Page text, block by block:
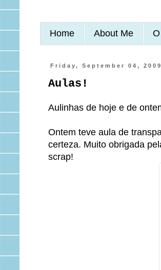
Home About Me
Friday, September 04, 2009
Aulas!
Aulinhas de hoje e de
Ontem teve aula de
certeza. Muito obrigada
scrap!